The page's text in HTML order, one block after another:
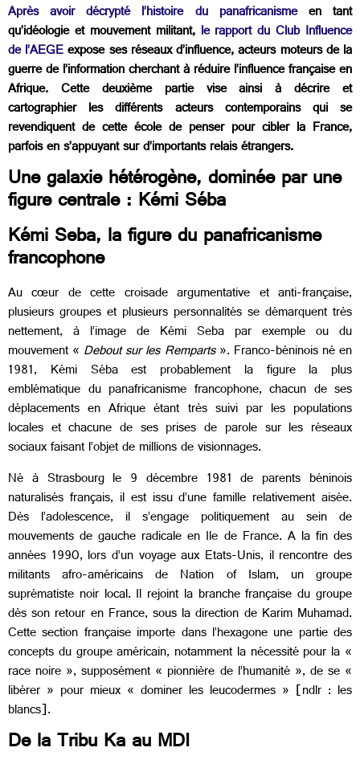
Après avoir décrypté l’histoire du panafricanismeen tant
qu’idéologie et mouvement militant, le rapport du Club Influence
de l’AEGEexpose ses réseaux d’influence, acteurs moteurs de la
guerre de l’information cherchant à réduire l’influence française en
Afrique. Cette deuxième partie vise ainsi à décrire et
cartographier les différents acteurs contemporains qui se
revendiquent de cette école de penser pour cibler la France,
parfois en s’appuyant sur d’importants relais étrangers.
Une galaxie hétérogène, dominée par une
figure centrale : Kémi Séba
Kémi Seba, la figure du panafricanisme
francophone
Au cœur de cette croisade argumentative et anti-française,
plusieurs groupes et plusieurs personnalités se démarquent très
nettement, à l’image de Kémi Seba par exemple ou du
mouvement « Debout sur les Remparts». Franco-béninois né en
1981, Kémi Séba est probablement la figure la plus
emblématique du panafricanisme francophone, chacun de ses
déplacements en Afrique étant très suivi par les populations
locales et chacune de ses prises de parole sur les réseaux
sociaux faisant l’objet de millions de visionnages.
Né à Strasbourg le 9 décembre 1981 de parents béninois
naturalisés français, il est issu d’une famille relativement aisée.
Dès l’adolescence, il s’engage politiquement au sein de
mouvements de gauche radicale en Ile de France. A la fin des
années 1990, lors d’un voyage aux Etats-Unis, il rencontre des
militants afro-américains de Nation of Islam, un groupe
suprématiste noir local. Il rejoint la branche française du groupe
dès son retour en France, sous la direction de Karim Muhamad.
Cette section française importe dans l’hexagone une partie des
concepts du groupe américain, notamment la nécessité pour la «
race noire », supposément « pionnière de l’humanité », de se «
libérer » pour mieux « dominer les leucodermes » [ndlr : les
blancs].
De la Tribu Ka au MDI